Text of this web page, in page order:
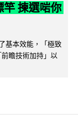
揀選啱你
基本效能，「極致
瞻技術加持」以